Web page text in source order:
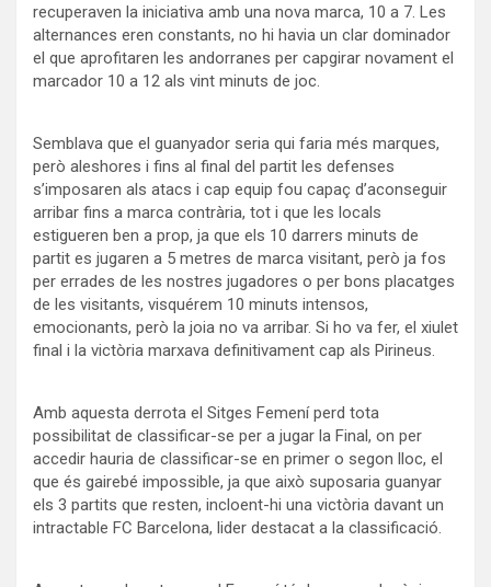
recuperaven la iniciativa amb una nova marca, 10 a 7. Les
alternances eren constants, no hi havia un clar dominador
el que aprofitaren les andorranes per capgirar novament el
marcador 10 a 12 als vint minuts de joc.
Semblava que el guanyador seria qui faria més marques,
però aleshores i fins al final del partit les defenses
s’imposaren als atacs i cap equip fou capaç d’aconseguir
arribar fins a marca contrària, tot i que les locals
estigueren ben a prop, ja que els 10 darrers minuts de
partit es jugaren a 5 metres de marca visitant, però ja fos
per errades de les nostres jugadores o per bons placatges
de les visitants, visquérem 10 minuts intensos,
emocionants, però la joia no va arribar. Si ho va fer, el xiulet
final i la victòria marxava definitivament cap als Pirineus.
Amb aquesta derrota el Sitges Femení perd tota
possibilitat de classificar-se per a jugar la Final, on per
accedir hauria de classificar-se en primer o segon lloc, el
que és gairebé impossible, ja que això suposaria guanyar
els 3 partits que resten, incloent-hi una victòria davant un
intractable FC Barcelona, lider destacat a la classificació.